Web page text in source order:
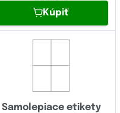
Kúpiť
Samolepiace etikety